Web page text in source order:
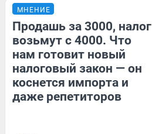
МНЕНИЕ
Продашь за 3000, налог
возьмут с 4000. Что
нам готовит новый
налоговый закон — он
коснется импорта и
даже репетиторов